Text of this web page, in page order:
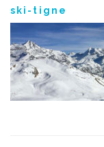
ski-tigne